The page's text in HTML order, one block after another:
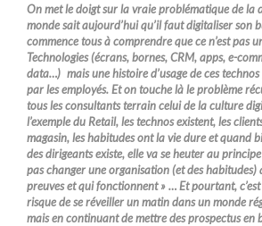
On met le doigt sur la vraie problématique de la
monde sait aujourd’hui qu’il faut digitaliser son
commence tous à comprendre que ce n’est pas
Technologies (écrans, bornes, CRM, apps, e-
data…) mais une histoire d’usage de ces
par les employés. Et on touche là le problème
tous les consultants terrain celui de la culture
l’exemple du Retail, les technos existent, les
magasin, les habitudes ont la vie dure et quand
des dirigeants existe, elle va se heuter au
pas changer une organisation (et des
preuves et qui fonctionnent » … Et pourtant,
risque de se réveiller un matin dans un monde
mais en continuant de mettre des prospectus en